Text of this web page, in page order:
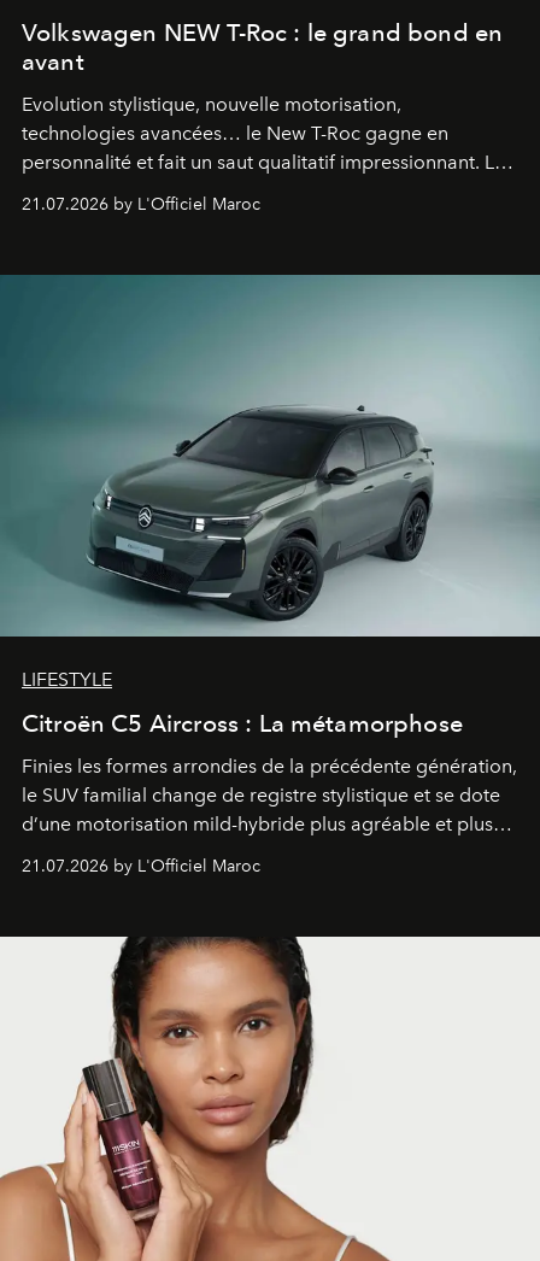
Volkswagen NEW T-Roc : le grand bond en
avant
Evolution stylistique, nouvelle motorisation,
technologies avancées… le New T-Roc gagne en
personnalité et fait un saut qualitatif impressionnant. Le
fétiche pour le rendre plus premium. Et le pari semble
21.07.2026 by L'Officiel Maroc
LIFESTYLE
Citroën C5 Aircross : La métamorphose
Finies les formes arrondies de la précédente génération,
le SUV familial change de registre stylistique et se dote
d’une motorisation mild-hybride plus agréable et plus
gagné en maturité.
21.07.2026 by L'Officiel Maroc